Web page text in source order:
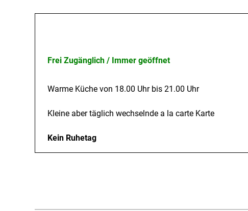
Frei Zugänglich / Immer geöffnet
Warme Küche von 18.00 Uhr bis 21.00 Uhr
Kleine aber täglich wechselnde a la carte Karte
Kein Ruhetag